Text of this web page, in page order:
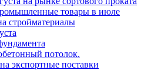
товары в июле
стройматериалы
потолок.
экспортные поставки